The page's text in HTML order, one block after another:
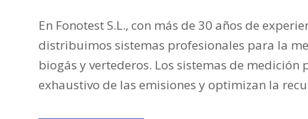
En Fonotest S.L., con más de 30 años de
distribuimos sistemas profesionales para la
biogás y vertederos. Los sistemas de
exhaustivo de las emisiones y optimizan la